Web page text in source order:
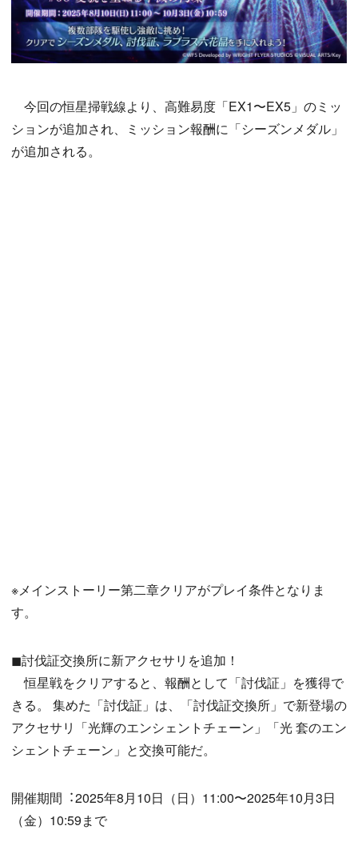
今回の恒星掃戦線より、高難易度「EX1〜EX5」のミッ
ションが追加され、ミッション報酬に「シーズンメダル」
が追加される。
※メインストーリー第二章クリアがプレイ条件となりま
す。
◼討伐証交換所に新アクセサリを追加！
恒星戦をクリアすると、報酬として「討伐証」を獲得で
きる。 集めた「討伐証」は、「討伐証交換所」で新登場の
アクセサリ「光輝のエンシェントチェーン」「光 套のエン
シェントチェーン」と交換可能だ。
開催期間︓2025年8月10日（日）11:00〜2025年10月3日
（金）10:59まで